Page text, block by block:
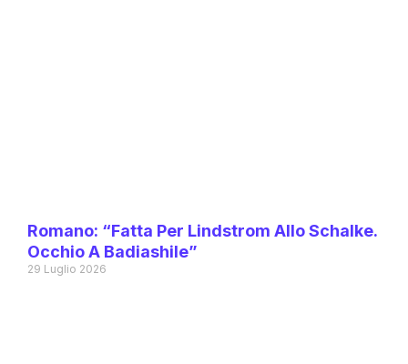
Romano: “Fatta Per Lindstrom Allo Schalke.
Occhio A Badiashile”
29 Luglio 2026